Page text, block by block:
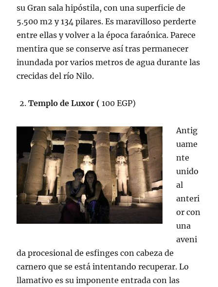
su Gran sala hipóstila, con una superficie de
5.500 m2 y 134 pilares. Es maravilloso perderte
entre ellas y volver a la época faraónica. Parece
mentira que se conserve así tras permanecer
inundada por varios metros de agua durante las
crecidas del río Nilo.
Templo de Luxor ( 100 EGP)
Antig
uame
nte
unido
al
anteri
or con
una
aveni
da procesional de esfinges con cabeza de
carnero que se está intentando recuperar. Lo
llamativo es su imponente entrada con las